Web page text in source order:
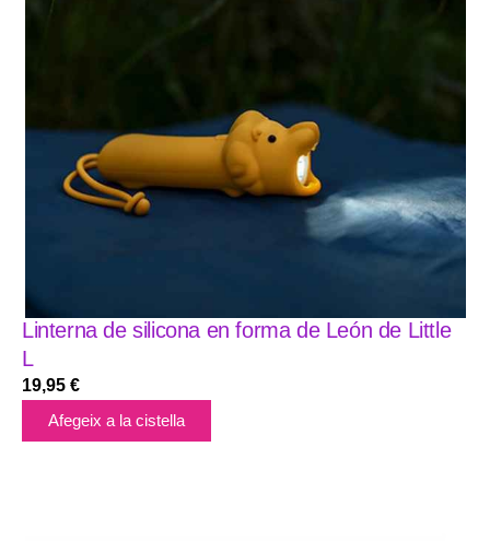
Linterna de silicona en forma de León de Little
L
19,95 €
Afegeix a la cistella